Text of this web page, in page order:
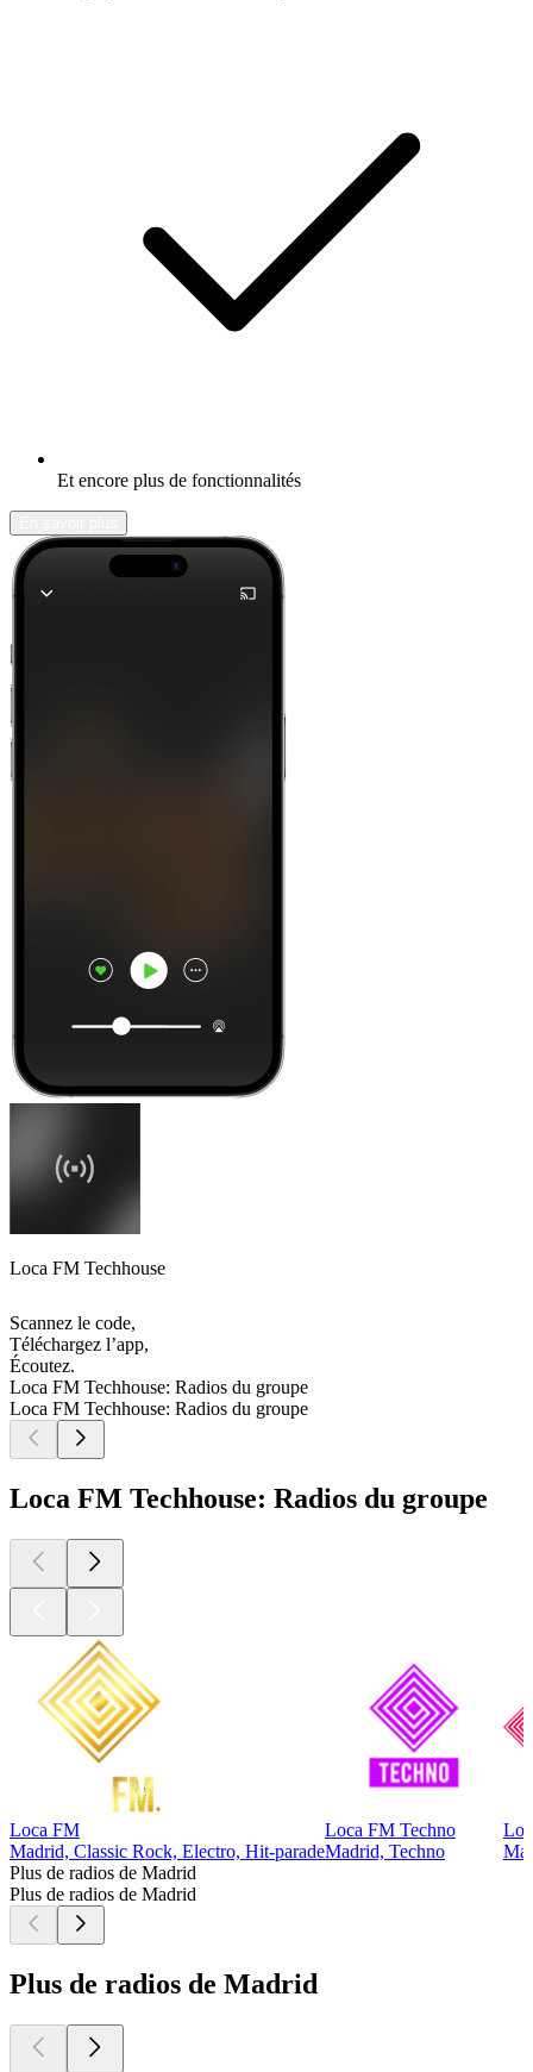
Et encore plus de fonctionnalités
Loca FM Techhouse
Scannez le code,
Téléchargez l’app,
Écoutez.
Loca FM Techhouse: Radios du groupe
Loca FM Techhouse: Radios du groupe
Loca FM Techhouse: Radios du groupe
Loca FM
Madrid, Classic Rock, Electro, Hit-parade
Loca FM Techno
Madrid, Techno
Plus de radios de Madrid
Plus de radios de Madrid
Plus de radios de Madrid